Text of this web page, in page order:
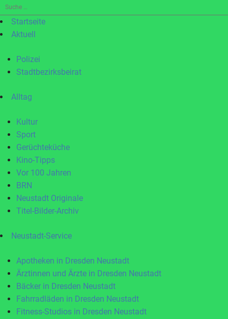
Suche
nach:Startseite
Aktuell
Polizei
Stadtbezirksbeirat
Alltag
Kultur
Sport
Gerüchteküche
Kino-Tipps
Vor 100 Jahren
BRN
Neustadt Originale
Titel-Bilder-Archiv
Neustadt-Service
Apotheken in Dresden Neustadt
Ärztinnen und Ärzte in Dresden Neustadt
Bäcker in Dresden Neustadt
Fahrradläden in Dresden Neustadt
Fitness-Studios in Dresden Neustadt